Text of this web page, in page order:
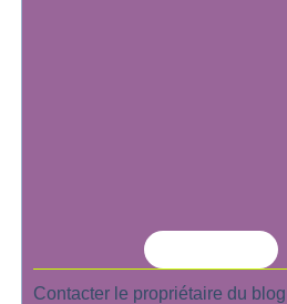
Contacter le propriétaire du blog